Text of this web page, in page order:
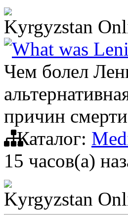
Kyrgyzstan
What was
Чем болел
причин
Каталог:
15 часов(а)
Kyrgyzstan